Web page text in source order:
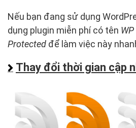
Nếu bạn đang sử dụng
dụng plugin miễn phí có tên
Protected để làm việc này
Thay đổi thời gian cập